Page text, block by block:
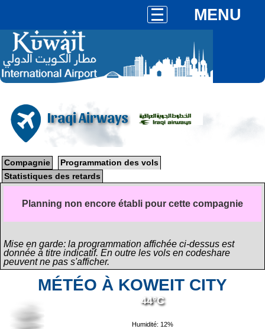
MENU
Iraqi Airways
Compagnie
Programmation des vols
Statistiques des retards
Planning non encore établi pour cette compagnie
Mise en garde: la programmation affichée ci-dessus est
donnée à titre indicatif. En outre les vols en codeshare
peuvent ne pas s'afficher.
MÉTÉO À KOWEIT CITY
44°C
Humidité: 12%